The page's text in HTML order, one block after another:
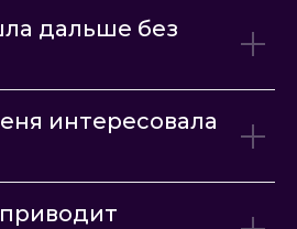
дальше без
интересовала